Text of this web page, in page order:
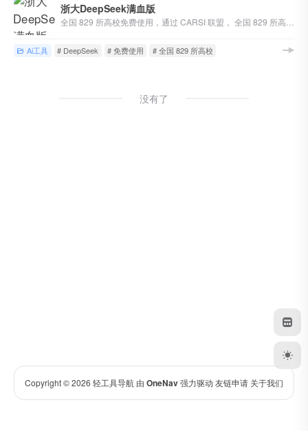
浙大DeepSeek满血版
Ai工具 # DeepSeek # 免费使用 # 全国 829 所高校
没有了
Copyright © 2026 轻工具导航 由 OneNav强力驱动 友链申请 关于我们